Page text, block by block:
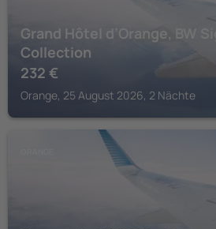
Grand Hôtel d’Orange, BW
Collection
232 €
Orange, 25 August 2026, 2 Nächte